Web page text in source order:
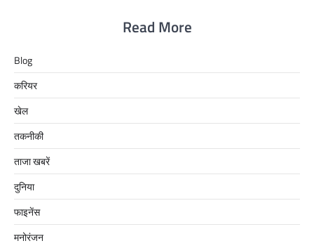
Read More
Blog
करियर
खेल
तकनीकी
ताजा खबरें
दुनिया
फाइनेंस
मनोरंजन